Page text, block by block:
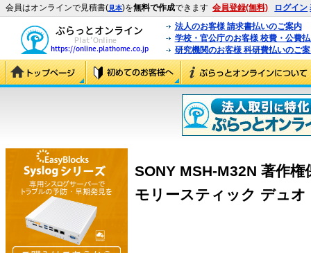
会員はオンラインで見積書(見本)を無料で作成できます 会員登録(無料) ログイン
法人のお客様 請求書払いのご案内
学校・官公庁のお客様 校費・公費
研究機関のお客様 科研費払いのご
SONY MSH-M32N 著作
モリースティック デュオ